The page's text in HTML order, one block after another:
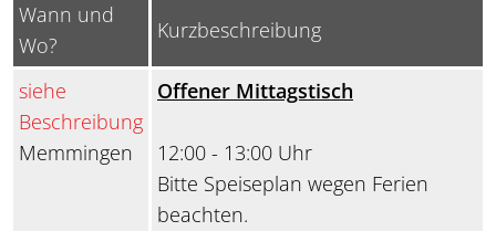
Wann und
Wo?
Kurzbeschreibung
siehe
Beschreibung
Memmingen
Offener Mittagstisch
12:00 - 13:00 Uhr
Bitte Speiseplan wegen Ferien
beachten.